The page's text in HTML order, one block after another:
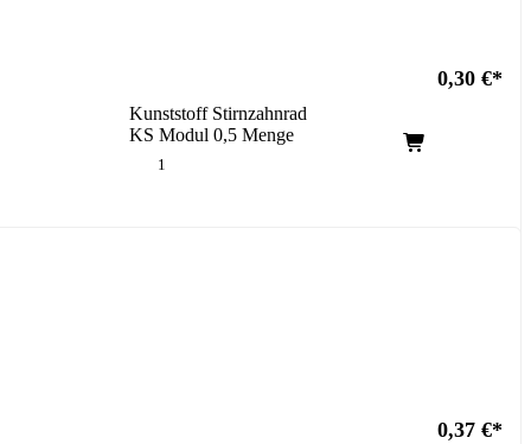
0,30 €
Kunststoff Stirnzahnrad
KS Modul 0,5 Menge
0,37 €